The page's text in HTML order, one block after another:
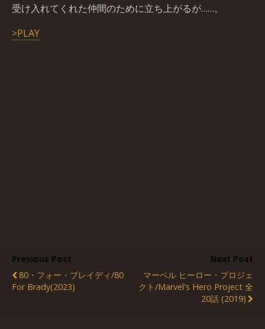
受け入れてくれた仲間のために立ち上がるが……。
>PLAY
Previous Post
80・フォー・ブレイディ/80
For Brady(2023)
Next Post
マーベル ヒーロー・プロジェ
クト/Marvel's Hero Project 全
20話 (2019)